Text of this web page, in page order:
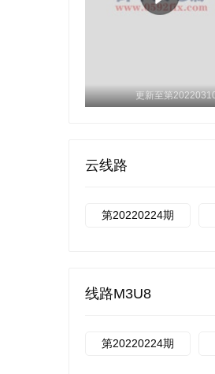
更新至第
云线路
第20220224期
线路M3U8
第20220224期